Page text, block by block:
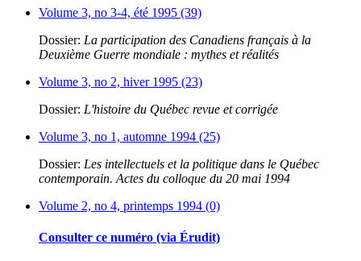
Volume 3, no 3-4, été 1995 (39)
Dossier: La participation des Canadiens français à la
Deuxième Guerre mondiale : mythes et réalités
Volume 3, no 2, hiver 1995 (23)
Dossier: L'histoire du Québec revue et corrigée
Volume 3, no 1, automne 1994 (25)
Dossier: Les intellectuels et la politique dans le Québec
contemporain. Actes du colloque du 20 mai 1994
Volume 2, no 4, printemps 1994 (0)
Consulter ce numéro (via Érudit)